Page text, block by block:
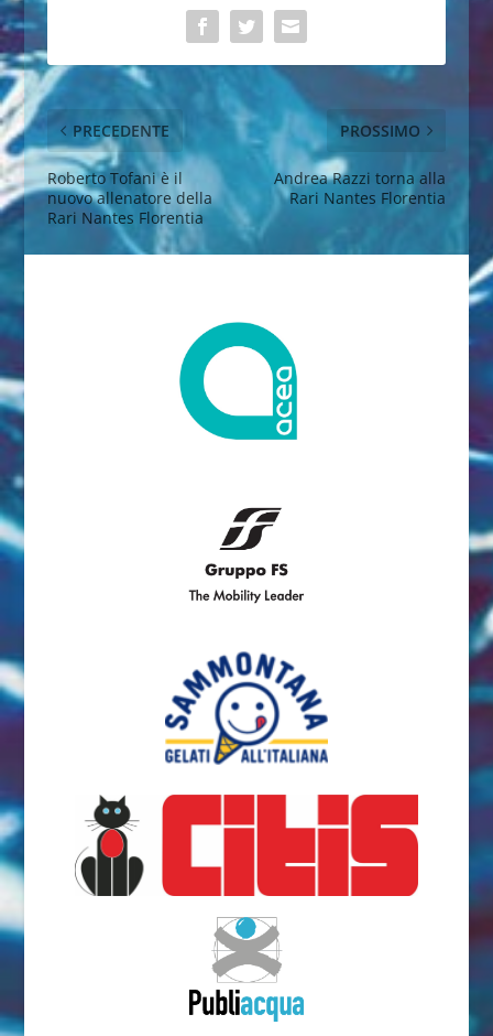
PRECEDENTE
Roberto Tofani è il
nuovo allenatore della
Rari Nantes Florentia
PROSSIMO
Andrea Razzi torna alla
Rari Nantes Florentia